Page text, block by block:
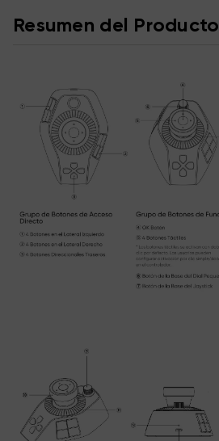
Resumen del Producto